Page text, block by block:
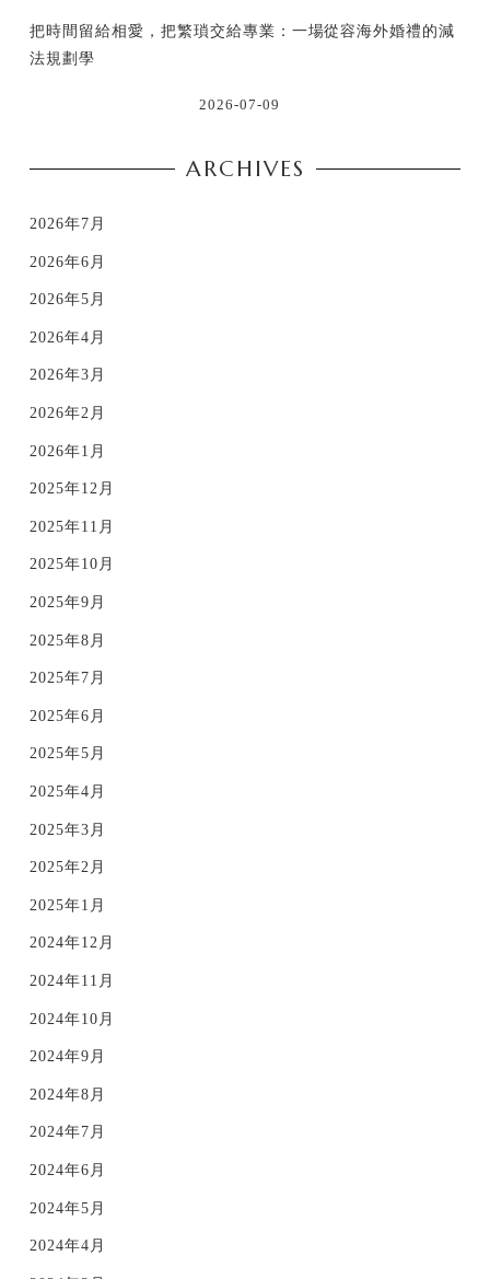
把時間留給相愛，把繁瑣交給專業：一場從容海外婚禮的減
法規劃學
2026-07-09
ARCHIVES
2026年7月
2026年6月
2026年5月
2026年4月
2026年3月
2026年2月
2026年1月
2025年12月
2025年11月
2025年10月
2025年9月
2025年8月
2025年7月
2025年6月
2025年5月
2025年4月
2025年3月
2025年2月
2025年1月
2024年12月
2024年11月
2024年10月
2024年9月
2024年8月
2024年7月
2024年6月
2024年5月
2024年4月